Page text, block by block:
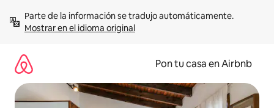
contenidoMostrar en el idioma original
Pon tu casa en Airbnb